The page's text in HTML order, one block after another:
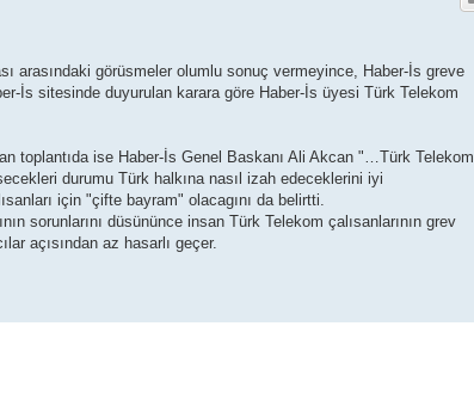
arasındaki görüsmeler olumlu sonuç vermeyince, Haber-İs greve
İs sitesinde duyurulan karara göre Haber-İs üyesi Türk Telekom
toplantıda ise Haber-İs Genel Baskanı Ali Akcan "…Türk Telekom
durumu Türk halkına nasıl izah edeceklerini iyi
için "çifte bayram" olacagını da belirtti.
sorunlarını düsününce insan Türk Telekom çalısanlarının grev
açısından az hasarlı geçer.